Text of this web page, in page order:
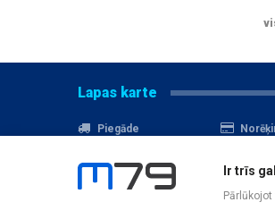
Lapas karte
Piegāde
Akcijas
Ir trīs